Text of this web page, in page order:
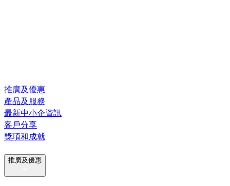
推廣及優惠
產品及服務
最新中小企資訊
客戶分享
獎項和成就
推廣及優惠